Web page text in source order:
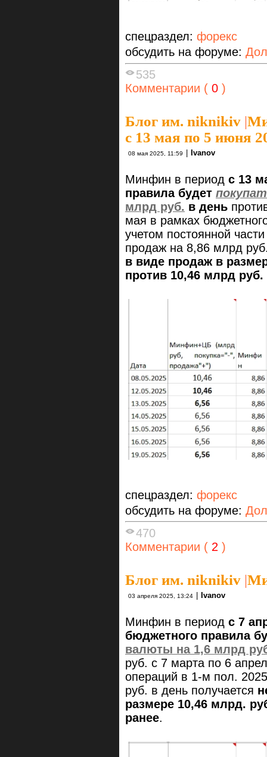
спецраздел: форекс
обсудить на форуме:
535
Комментарии ( 0 )
Блог им. niknikiv |
с 13 мая по 5 июня
08 мая 2025, 11:59 Ivanov
Минфин в период с 13
правила будет
млрд руб. в день
мая в рамках
учетом постоянной
продаж на 8,86 млрд
в виде продаж в
против 10,46 млрд руб.
спецраздел: форекс
обсудить на форуме:
470
Комментарии ( 2 )
Блог им. niknikiv |
03 апреля 2025, 13:24 Ivanov
Минфин в период с 7
бюджетного правила
валюты на 1,6 млрд
руб. с 7 марта по 6
операций в 1-м пол.
руб. в день получается
размере 10,46 млрд.
ранее.